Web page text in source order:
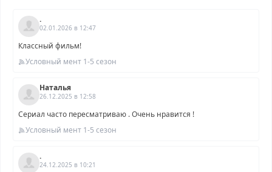
.
02.01.2026 в 12:47
Классный фильм!
Условный мент 1-5 сезон
Наталья
26.12.2025 в 12:58
Сериал часто пересматриваю . Очень нравится !
Условный мент 1-5 сезон
.
24.12.2025 в 10:21